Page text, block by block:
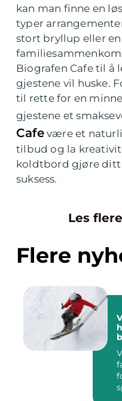
kan man finne en
typer
stort bryllup eller
Biografen Cafe til å
gjestene vil huske.
til rette for en
gjestene et
Cafevære et
tilbud og la
koldtbord gjøre ditt
suksess.
Les
Flere